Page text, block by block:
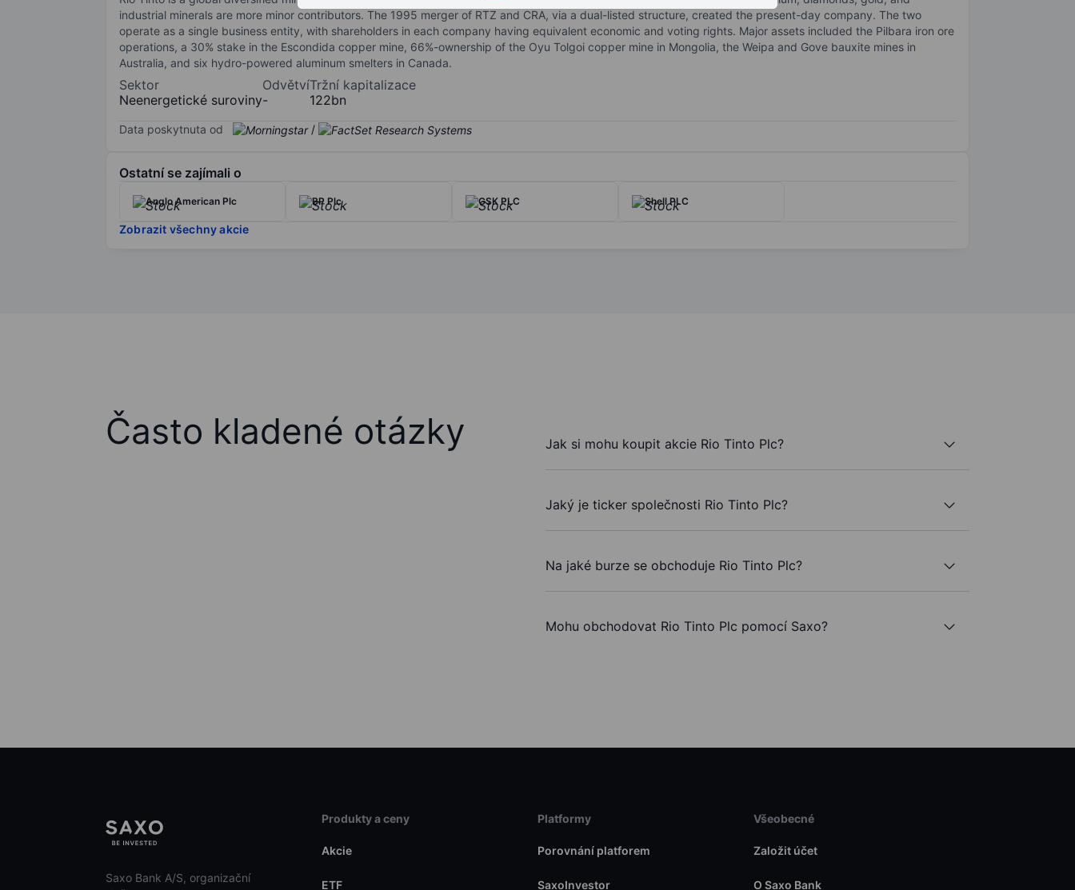
industrial minerals are more minor contributors. The 1995 merger of RTZ and CRA, via a dual-listed structure, created the present-day company. The two
operate as a single business entity, with shareholders in each company having equivalent economic and voting rights. Major assets included the Pilbara iron ore
operations, a 30% stake in the Escondida copper mine, 66%-ownership of the Oyu Tolgoi copper mine in Mongolia, the Weipa and Gove bauxite mines in
Australia, and six hydro-powered aluminum smelters in Canada.
Sektor
Neenergetické suroviny
Odvětví
-
Tržní kapitalizace
122bn
Data poskytnuta od /
Ostatní se zajímali o
Anglo American Plc BP Plc GSK PLC Shell PLC
Zobrazit všechny akcie
Často kladené otázky Jak si mohu koupit akcie Rio Tinto Plc?
Jaký je ticker společnosti Rio Tinto Plc?
Na jaké burze se obchoduje Rio Tinto Plc?
Mohu obchodovat Rio Tinto Plc pomocí Saxo?
Saxo Bank A/S, organizační
Produkty a ceny
Akcie
ETF
Platformy
Porovnání platforem
SaxoInvestor
Všeobecné
Založit účet
O Saxo Bank